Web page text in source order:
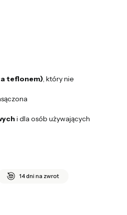
teflonem), który nie
i dla osób używających
14 dni na zwrot